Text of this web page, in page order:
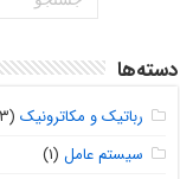
دسته‌ها
رباتیک و مکاترونیک (۳)
سیستم عامل (۱)